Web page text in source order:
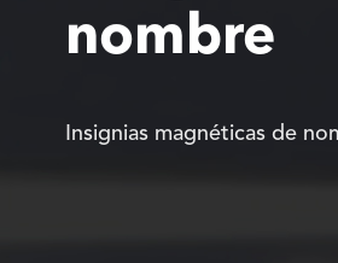
nombre
Insignias magnéticas de